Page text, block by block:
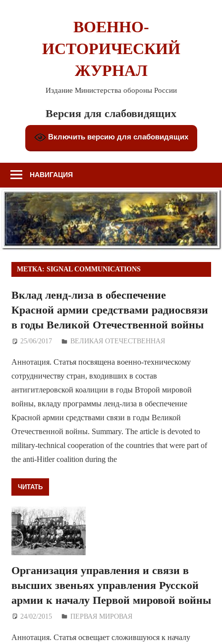
ВОЕННО-
ИСТОРИЧЕСКИЙ
ЖУРНАЛ
Издание Министерства обороны России
Версия для слабовидящих
Включить версию для слабовидящих
НАВИГАЦИЯ
МЕТКА: SIGNAL COMMUNICATIONS
Вклад ленд-лиза в обеспечение
Красной армии средствами радиосвязи
в годы Великой Отечественной войны
25/06/2017 Дежурный по Редакции
ВЕЛИКАЯ ОТЕЧЕСТВЕННАЯ
Аннотация. Статья посвящена военно-техническому
сотрудничеству стран, входивших в состав
антигитлеровской коалиции в годы Второй мировой
войны, вкладу программы ленд-лиза в обеспечение
Красной армии средствами связи в годы Великой
Отечественной войны. Summary. The article is devoted to
military-technical cooperation of the countries that were part of
the anti-Hitler coalition during the
ЧИТАТЬ
Организация управления и связи в
высших звеньях управления Русской
армии к началу Первой мировой войны
24/02/2015 Дежурный по Редакции
ПЕРВАЯ МИРОВАЯ
Аннотация. Статья освещает сложившуюся к началу